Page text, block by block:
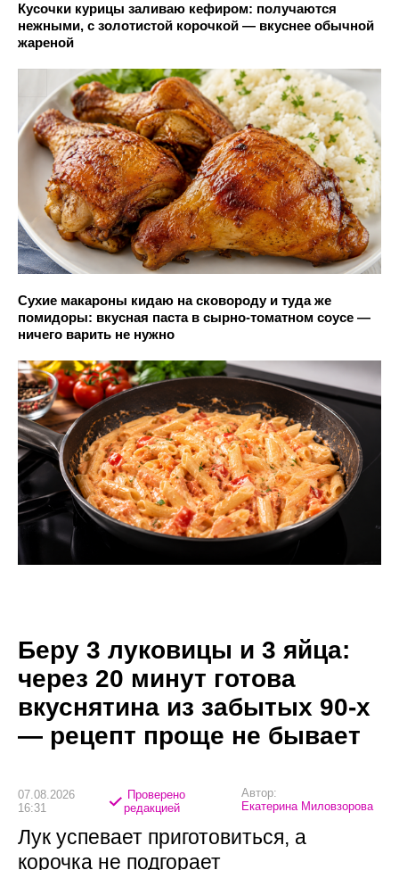
Кусочки курицы заливаю кефиром: получаются
нежными, с золотистой корочкой — вкуснее обычной
жареной
Сухие макароны кидаю на сковороду и туда же
помидоры: вкусная паста в сырно-томатном соусе —
ничего варить не нужно
Беру 3 луковицы и 3 яйца:
через 20 минут готова
вкуснятина из забытых 90-х
— рецепт проще не бывает
07.08.2026
16:31
Проверено
редакцией
Автор:
Екатерина Миловзорова
Лук успевает приготовиться, а
корочка не подгорает